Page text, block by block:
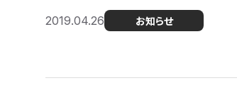
2019.04.26 お知らせ